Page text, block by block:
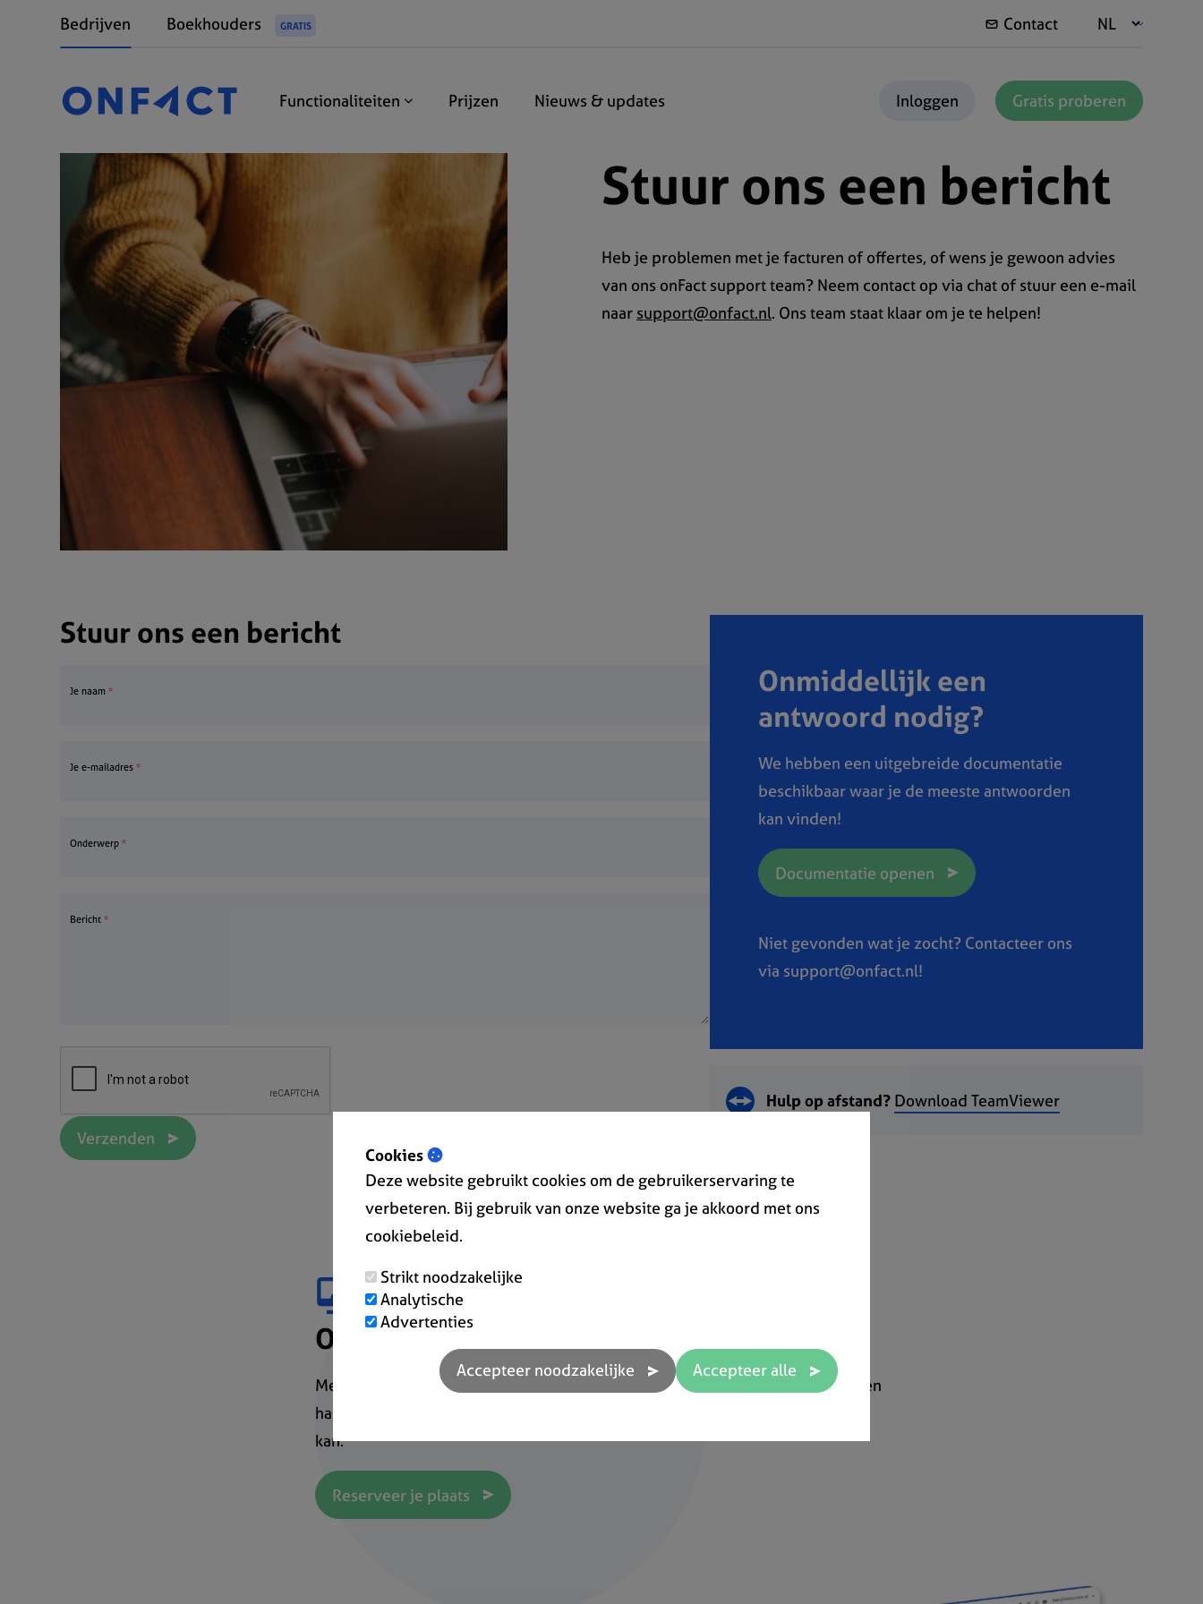
Bedrijven Boekhouders GRATIS Contact
Functionaliteiten Prijzen Nieuws & updates Inloggen Gratis proberen
Stuur ons een bericht
Heb je problemen met je facturen of offertes, of wens je gewoon advies
van ons onFact support team? Neem contact op via chat of stuur een e-mail
naar support@onfact.nl. Ons team staat klaar om je te helpen!
Stuur ons een bericht
Je naam
Je e-mailadres
Onderwerp
Bericht
Onmiddellijk een
antwoord nodig?
We hebben een uitgebreide documentatie
beschikbaar waar je de meeste antwoorden
kan vinden!
Documentatie openen
Niet gevonden wat je zocht? Contacteer ons
via support@onfact.nl!
Hulp op afstand? Download TeamViewer
Online webinar
Meteen mee met onFact? Schrijf je dan in voor een gratis online webinar. In een
halfuur doorlopen we het programma zodat je vlot met je account aan de slag
kan.
Reserveer je plaats
Cookies
Deze website gebruikt cookies om de gebruikerservaring te
verbeteren. Bij gebruik van onze website ga je akkoord met ons
cookiebeleid.
Strikt noodzakelijke
Analytische
Advertenties